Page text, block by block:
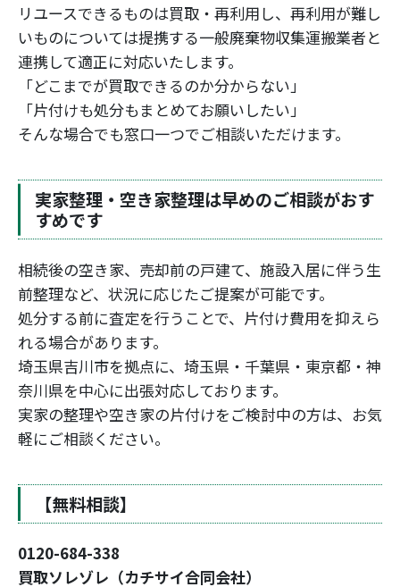
リユースできるものは買取・再利用し、再利用が難し
いものについては提携する一般廃棄物収集運搬業者と
連携して適正に対応いたします。
「どこまでが買取できるのか分からない」
「片付けも処分もまとめてお願いしたい」
そんな場合でも窓口一つでご相談いただけます。
実家整理・空き家整理は早めのご相談がおす
すめです
相続後の空き家、売却前の戸建て、施設入居に伴う生
前整理など、状況に応じたご提案が可能です。
処分する前に査定を行うことで、片付け費用を抑えら
れる場合があります。
埼玉県吉川市を拠点に、埼玉県・千葉県・東京都・神
奈川県を中心に出張対応しております。
実家の整理や空き家の片付けをご検討中の方は、お気
軽にご相談ください。
【無料相談】
0120-684-338
買取ソレゾレ（カチサイ合同会社）